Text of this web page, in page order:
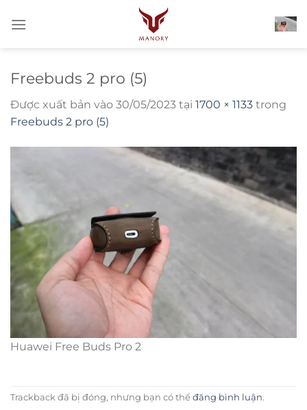
qua
Freebuds 2 pro (5)
Được xuất bản vào 30/05/2023 tại 1700 × 1133 trong
Freebuds 2 pro (5)
Huawei Free Buds Pro 2
Trackback đã bị đóng, nhưng bạn có thể đăng bình luận.